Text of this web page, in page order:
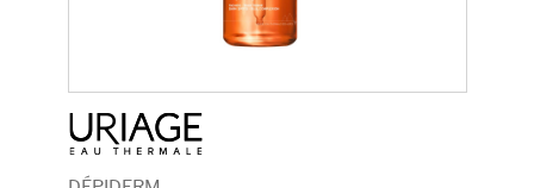
Arcradírok
Arcmaszkok